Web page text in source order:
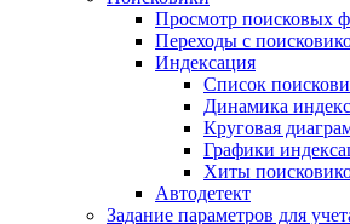
Просмотр поисковых
Переходы с
Индексация
Список
Динамика
Круговая
Графики
Хиты
Автодетект
Задание параметров для